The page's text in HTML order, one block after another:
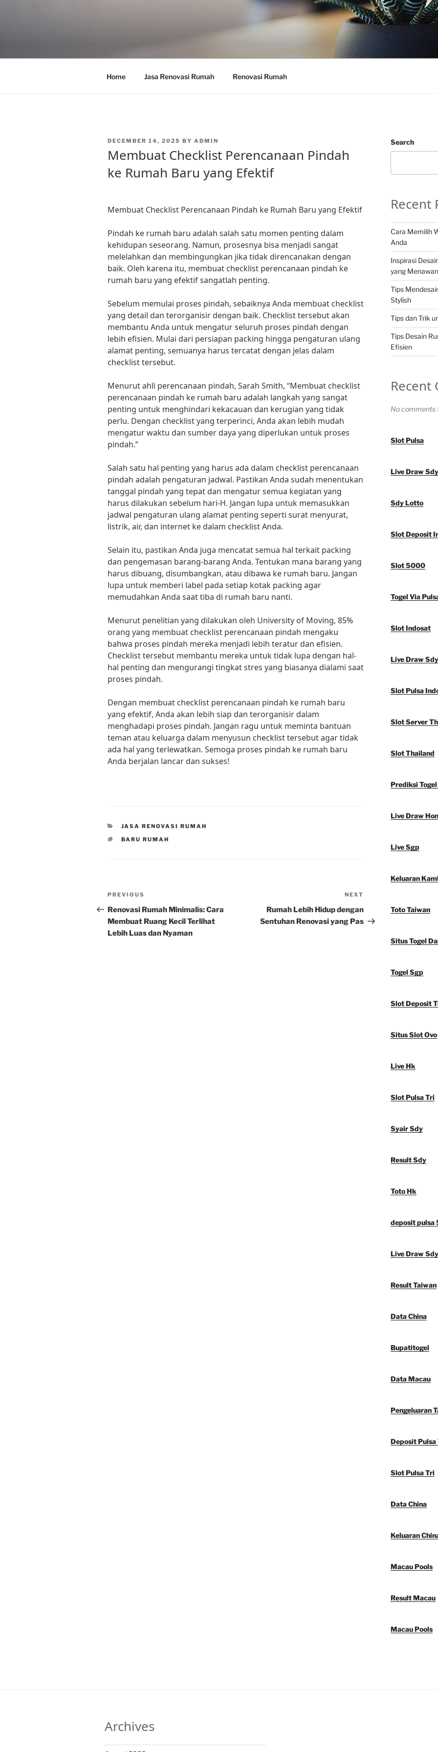
Home Jasa Renovasi Rumah Renovasi Rumah
POSTED
DECEMBER 14, 2025 BY ADMIN
Membuat Checklist Perencanaan Pindah
ke Rumah Baru yang Efektif
Membuat Checklist Perencanaan Pindah ke Rumah Baru yang Efektif
Pindah ke rumah baru adalah salah satu momen penting dalam
kehidupan seseorang. Namun, prosesnya bisa menjadi sangat
melelahkan dan membingungkan jika tidak direncanakan dengan
baik. Oleh karena itu, membuat checklist perencanaan pindah ke
rumah baru yang efektif sangatlah penting.
Sebelum memulai proses pindah, sebaiknya Anda membuat checklist
yang detail dan terorganisir dengan baik. Checklist tersebut akan
membantu Anda untuk mengatur seluruh proses pindah dengan
lebih efisien. Mulai dari persiapan packing hingga pengaturan ulang
alamat penting, semuanya harus tercatat dengan jelas dalam
checklist tersebut.
Menurut ahli perencanaan pindah, Sarah Smith, “Membuat checklist
perencanaan pindah ke rumah baru adalah langkah yang sangat
penting untuk menghindari kekacauan dan kerugian yang tidak
perlu. Dengan checklist yang terperinci, Anda akan lebih mudah
mengatur waktu dan sumber daya yang diperlukan untuk proses
pindah.”
Salah satu hal penting yang harus ada dalam checklist perencanaan
pindah adalah pengaturan jadwal. Pastikan Anda sudah menentukan
tanggal pindah yang tepat dan mengatur semua kegiatan yang
harus dilakukan sebelum hari-H. Jangan lupa untuk memasukkan
jadwal pengaturan ulang alamat penting seperti surat menyurat,
listrik, air, dan internet ke dalam checklist Anda.
Selain itu, pastikan Anda juga mencatat semua hal terkait packing
dan pengemasan barang-barang Anda. Tentukan mana barang yang
harus dibuang, disumbangkan, atau dibawa ke rumah baru. Jangan
lupa untuk memberi label pada setiap kotak packing agar
memudahkan Anda saat tiba di rumah baru nanti.
Menurut penelitian yang dilakukan oleh University of Moving, 85%
orang yang membuat checklist perencanaan pindah mengaku
bahwa proses pindah mereka menjadi lebih teratur dan efisien.
Checklist tersebut membantu mereka untuk tidak lupa dengan hal-
hal penting dan mengurangi tingkat stres yang biasanya dialami saat
proses pindah.
Dengan membuat checklist perencanaan pindah ke rumah baru
yang efektif, Anda akan lebih siap dan terorganisir dalam
menghadapi proses pindah. Jangan ragu untuk meminta bantuan
teman atau keluarga dalam menyusun checklist tersebut agar tidak
ada hal yang terlewatkan. Semoga proses pindah ke rumah baru
Anda berjalan lancar dan sukses!
CATEGORIES
JASA RENOVASI RUMAH
TAGS
BARU RUMAH
Post
navigation
Previous
Post
PREVIOUS
Renovasi Rumah Minimalis: Cara
Membuat Ruang Kecil Terlihat
Lebih Luas dan Nyaman
Post
NEXT
Rumah Lebih Hidup dengan
Sentuhan Renovasi yang Pas
Search
Recent
Cara Memilih
Anda
Inspirasi
yang Menawan
Tips
Stylish
Tips dan Trik
Tips Desain
Efisien
Recent
No comments
Slot Pulsa
Live Draw Sdy
Sdy Lotto
Slot Deposit
Slot 5000
Togel Via
Slot Indosat
Live Draw Sdy
Slot Pulsa
Slot Server
Slot Thailand
Prediksi
Live Draw
Live Sgp
Keluaran
Toto Taiwan
Situs Togel
Togel Sgp
Slot Deposit
Situs Slot Ovo
Live Hk
Slot Pulsa Tri
Syair Sdy
Result Sdy
Toto Hk
deposit pulsa
Live Draw Sdy
Result Taiwan
Data China
Bupatitogel
Data Macau
Pengeluaran
Deposit Pulsa
Slot Pulsa Tri
Data China
Keluaran
Macau Pools
Result Macau
Macau Pools
Archives